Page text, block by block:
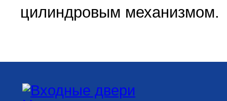
цилиндровым механизмом.